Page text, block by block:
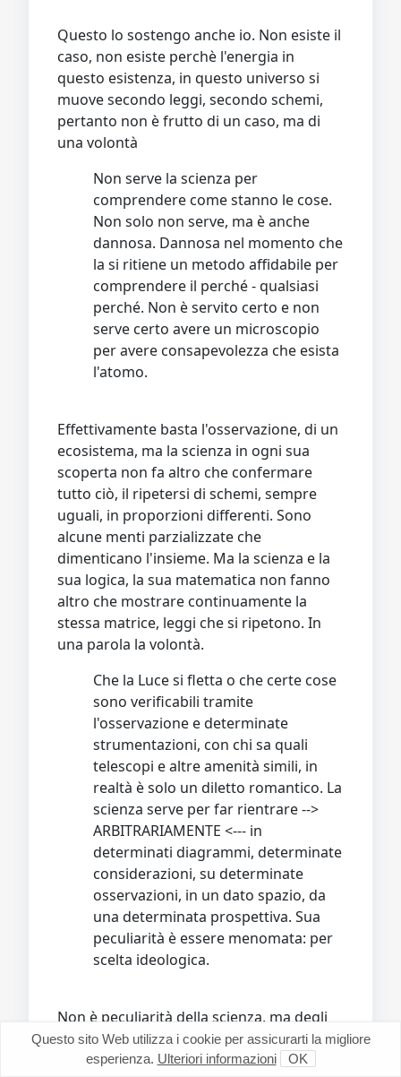
Questo lo sostengo anche io. Non esiste il
caso, non esiste perchè l'energia in
questo esistenza, in questo universo si
muove secondo leggi, secondo schemi,
pertanto non è frutto di un caso, ma di
una volontà
Non serve la scienza per
comprendere come stanno le cose.
Non solo non serve, ma è anche
dannosa. Dannosa nel momento che
la si ritiene un metodo affidabile per
comprendere il perché - qualsiasi
perché. Non è servito certo e non
serve certo avere un microscopio
per avere consapevolezza che esista
l'atomo.
Effettivamente basta l'osservazione, di un
ecosistema, ma la scienza in ogni sua
scoperta non fa altro che confermare
tutto ciò, il ripetersi di schemi, sempre
uguali, in proporzioni differenti. Sono
alcune menti parzializzate che
dimenticano l'insieme. Ma la scienza e la
sua logica, la sua matematica non fanno
altro che mostrare continuamente la
stessa matrice, leggi che si ripetono. In
una parola la volontà.
Che la Luce si fletta o che certe cose
sono verificabili tramite
l'osservazione e determinate
strumentazioni, con chi sa quali
telescopi e altre amenità simili, in
realtà è solo un diletto romantico. La
scienza serve per far rientrare -->
ARBITRARIAMENTE <--- in
determinati diagrammi, determinate
considerazioni, su determinate
osservazioni, in un dato spazio, da
una determinata prospettiva. Sua
peculiarità è essere menomata: per
scelta ideologica.
Non è peculiarità della scienza, ma degli
ideologici che parcellizzano per
distorcere. Ma questo non solo in ambito
Questo sito Web utilizza i cookie per assicurarti la migliore
esperienza. Ulteriori informazioni OK